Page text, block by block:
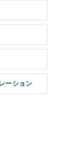
ーション